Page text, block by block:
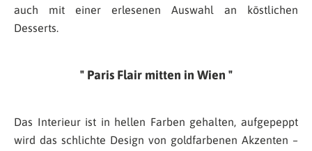
auch mit einer erlesenen Auswahl an köstlichen
Desserts.
Paris Flair mitten in Wien
Das Interieur ist in hellen Farben gehalten, aufgepeppt
wird das schlichte Design von goldfarbenen Akzenten –